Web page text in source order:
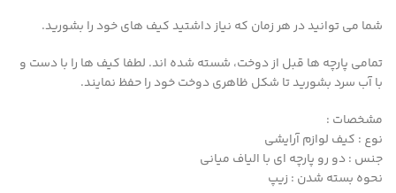
شما می توانید در هر زمان که نیاز داشتید کیف های خود را بشورید.
تمامی پارچه ها قبل از دوخت، شسته شده اند. لطفا کیف ها را با دست و
با آب سرد بشورید تا شکل ظاهری دوخت خود را حفظ نمایند.
مشخصات :
نوع : کیف لوازم آرایشی
جنس : دو رو پارچه ای با الیاف میانی
نحوه بسته شدن : زیپ